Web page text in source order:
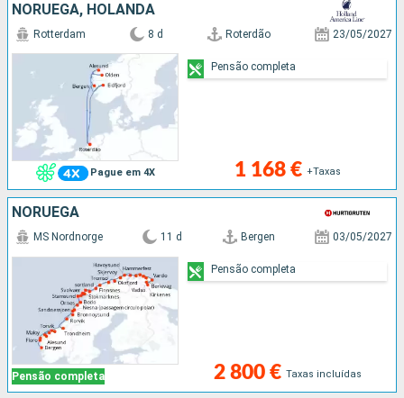
NORUEGA, HOLANDA
Pague em 4X
Rotterdam 8 d Roterdão 23/05/2027
1 168 € +Taxas
Pensão completa
NORUEGA
Pensão completa
MS Nordnorge 11 d Bergen 03/05/2027
2 800 € Taxas incluídas
Pensão completa